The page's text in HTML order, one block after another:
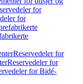
for
for
Reservedeler for
Reservedeler for
for Bidé-